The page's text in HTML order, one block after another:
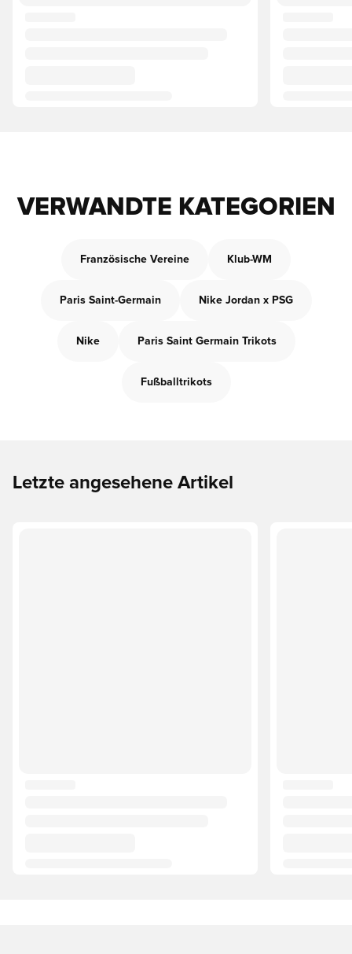
VERWANDTE KATEGORIEN
Französische Vereine Klub-WM
Paris Saint-Germain Nike Jordan x PSG
Nike Paris Saint Germain Trikots
Fußballtrikots
Letzte angesehene Artikel